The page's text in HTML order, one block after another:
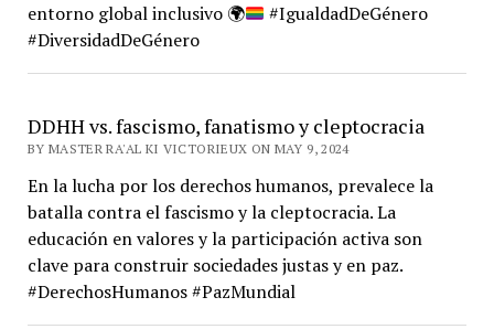
entorno global inclusivo 🌍
#IgualdadDeGénero
#DiversidadDeGénero
DDHH vs. fascismo, fanatismo y cleptocracia
BY MASTER RA'AL KI VICTORIEUX ON MAY 9, 2024
En la lucha por los derechos humanos, prevalece la
batalla contra el fascismo y la cleptocracia. La
educación en valores y la participación activa son
clave para construir sociedades justas y en paz.
#DerechosHumanos #PazMundial